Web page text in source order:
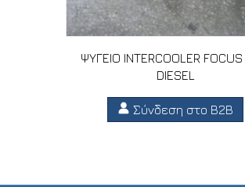
ΨΥΓΕΙΟ INTERCOOLER
DIESEL
Σύνδεση στο B2B